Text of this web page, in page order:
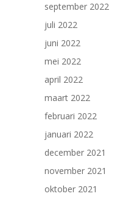
september 2022
juli 2022
juni 2022
mei 2022
april 2022
maart 2022
februari 2022
januari 2022
december 2021
november 2021
oktober 2021